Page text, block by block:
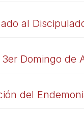
al
Domingo de
del